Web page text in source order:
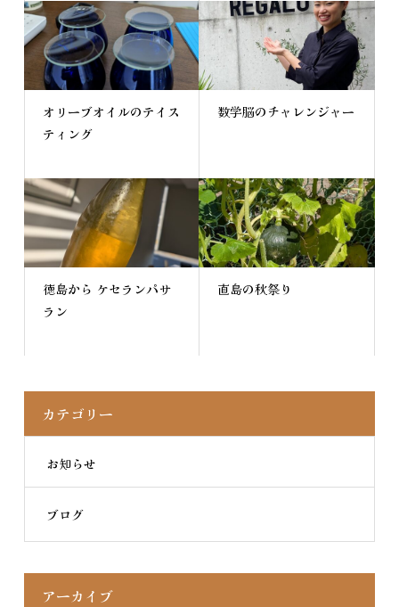
オリーブオイルのテイス
ティング
数学脳のチャレンジャー
徳島から ケセランパサ
ラン
直島の秋祭り
カテゴリー
お知らせ
ブログ
アーカイブ